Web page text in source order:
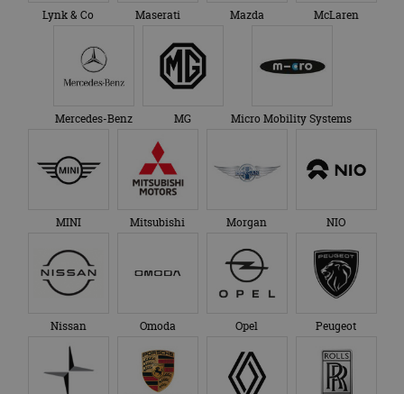
Lynk & Co Maserati Mazda McLaren
Mercedes-Benz MG Micro Mobility Systems
MINI Mitsubishi Morgan NIO
Nissan Omoda Opel Peugeot